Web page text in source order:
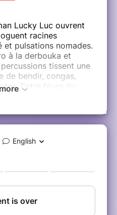
Lucky Luc ouvrent
racines
et pulsations nomades.
à la derbouka et
tissent une
de bendir, congas,
Entre blues du
la musique jusqu’à
guitare, des